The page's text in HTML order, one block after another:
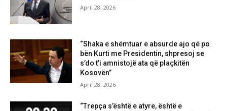
April 28, 2026
“Shaka e shëmtuar e absurde ajo që po
bën Kurti me Presidentin, shpresoj se
s’do t’i amnistojë ata që plaçkitën
Kosovën”
April 28, 2026
“Trepça s’është e atyre, është e